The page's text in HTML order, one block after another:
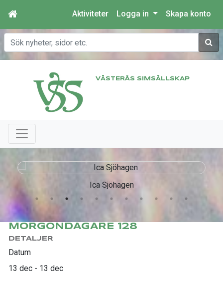
Aktiviteter Logga in Skapa konto
Sök
VÄSTERÅS SIMSÄLLSKAP
Ica Sjöhagen
MORGONDAGARE 128
DETALJER
Datum
13 dec - 13 dec